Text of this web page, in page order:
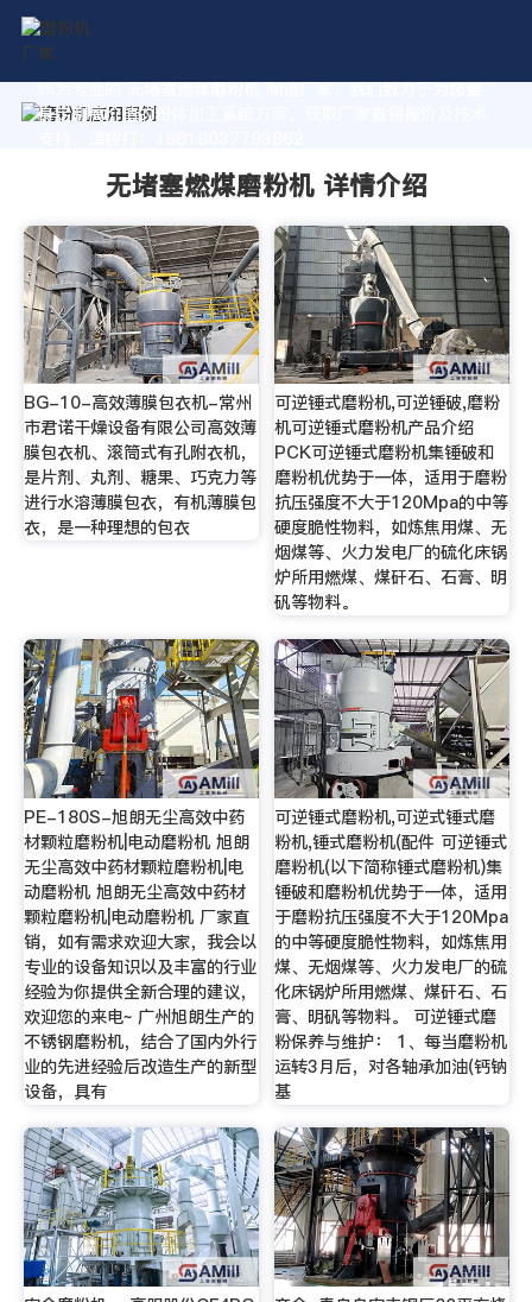
作为专业的 无堵塞燃煤磨粉机 制造厂家，我们致力于为您量
身定制高价值的粉体加工系统方案。获取厂家直销报价及技术
无堵塞燃煤磨粉机 详情介绍
BG-10-高效薄膜包衣机-常州
市君诺干燥设备有限公司高效薄
膜包衣机、滚筒式有孔附衣机，
是片剂、丸剂、糖果、巧克力等
进行水溶薄膜包衣，有机薄膜包
衣，是一种理想的包衣
可逆锤式磨粉机,可逆锤破,磨粉
机可逆锤式磨粉机产品介绍
PCK可逆锤式磨粉机集锤破和
磨粉机优势于一体，适用于磨粉
抗压强度不大于120Mpa的中等
硬度脆性物料，如炼焦用煤、无
烟煤等、火力发电厂的硫化床锅
炉所用燃煤、煤矸石、石膏、明
矾等物料。
PE-180S-旭朗无尘高效中药
材颗粒磨粉机|电动磨粉机 旭朗
无尘高效中药材颗粒磨粉机|电
动磨粉机 旭朗无尘高效中药材
颗粒磨粉机|电动磨粉机 厂家直
销，如有需求欢迎大家，我会以
专业的设备知识以及丰富的行业
经验为你提供全新合理的建议，
欢迎您的来电~ 广州旭朗生产的
不锈钢磨粉机，结合了国内外行
业的先进经验后改造生产的新型
设备，具有
可逆锤式磨粉机,可逆式锤式磨
粉机,锤式磨粉机(配件 可逆锤式
磨粉机(以下简称锤式磨粉机)集
锤破和磨粉机优势于一体，适用
于磨粉抗压强度不大于120Mpa
的中等硬度脆性物料，如炼焦用
煤、无烟煤等、火力发电厂的硫
化床锅炉所用燃煤、煤矸石、石
膏、明矾等物料。 可逆锤式磨
粉保养与维护： 1、每当磨粉机
运转3月后，对各轴承加油(钙钠
基